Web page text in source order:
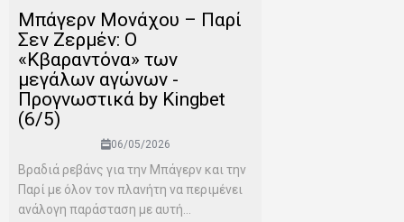
Μπάγερν Μονάχου – Παρί
Σεν Ζερμέν: Ο
«Κβαραντόνα» των
μεγάλων αγώνων -
Προγνωστικά by Kingbet
(6/5)
06/05/2026
Βραδιά ρεβάνς για την Μπάγερν και την
Παρί με όλον τον πλανήτη να περιμένει
ανάλογη παράσταση με αυτή...